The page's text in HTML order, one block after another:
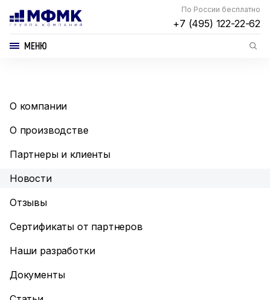
По России бесплатно
+7 (495) 122-22-62
МЕНЮ
О компании
О производстве
Партнеры и клиенты
Новости
Отзывы
Сертификаты от партнеров
Наши разработки
Документы